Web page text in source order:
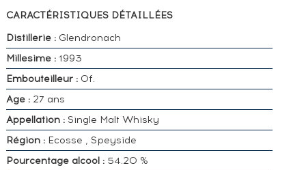
CARACTÉRISTIQUES DÉTAILLÉES
Distillerie :Glendronach
Millesime :1993
Embouteilleur :Of.
Age :27 ans
Appellation :Single Malt Whisky
Région : Ecosse , Speyside
Pourcentage alcool :54.20 %